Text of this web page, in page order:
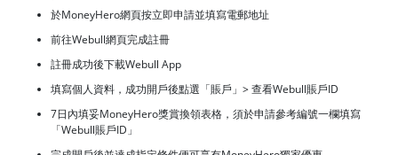
於MoneyHero網頁按立即申請並填寫電郵地址
前往Webull網頁完成註冊
註冊成功後下載Webull App
填寫個人資料，成功開戶後點選「賬戶」> 查看Webull賬戶ID
7日內填妥MoneyHero獎賞換領表格，須於申請參考編號一欄填寫
「Webull賬戶ID」